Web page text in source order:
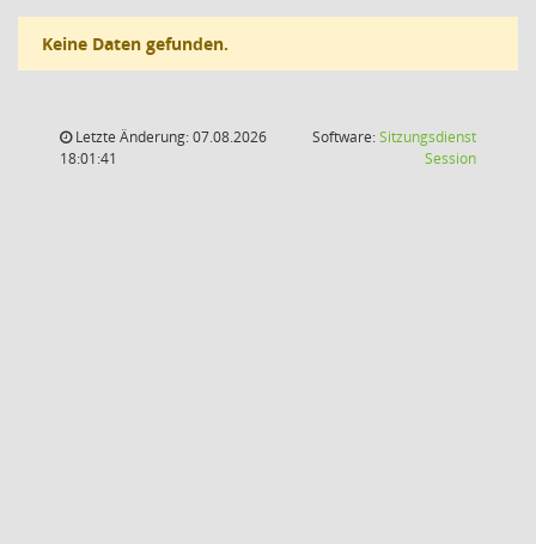
Keine Daten gefunden.
Letzte Änderung: 07.08.2026
18:01:41
Software:Sitzungsdienst
Session(Wird in